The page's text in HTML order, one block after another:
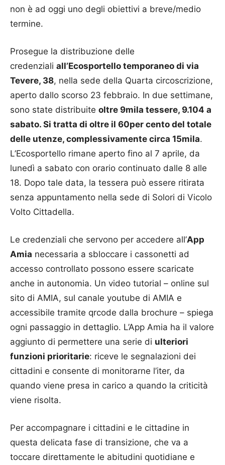
non è ad oggi uno degli obiettivi a breve/medio
termine.
Prosegue la distribuzione delle
credenziali all’Ecosportello temporaneo di via
Tevere, 38, nella sede della Quarta circoscrizione,
aperto dallo scorso 23 febbraio. In due settimane,
sono state distribuite oltre 9mila tessere, 9.104 a
sabato. Si tratta di oltre il 60per cento del totale
delle utenze, complessivamente circa 15mila.
L’Ecosportello rimane aperto fino al 7 aprile, da
lunedì a sabato con orario continuato dalle 8 alle
18. Dopo tale data, la tessera può essere ritirata
senza appuntamento nella sede di Solori di Vicolo
Volto Cittadella.
Le credenziali che servono per accedere all’App
Amia necessaria a sbloccare i cassonetti ad
accesso controllato possono essere scaricate
anche in autonomia. Un video tutorial – online sul
sito di AMIA, sul canale youtube di AMIA e
accessibile tramite qrcode dalla brochure – spiega
ogni passaggio in dettaglio. L’App Amia ha il valore
aggiunto di permettere una serie di ulteriori
funzioni prioritarie: riceve le segnalazioni dei
cittadini e consente di monitorarne l’iter, da
quando viene presa in carico a quando la criticità
viene risolta.
Per accompagnare i cittadini e le cittadine in
questa delicata fase di transizione, che va a
toccare direttamente le abitudini quotidiane e